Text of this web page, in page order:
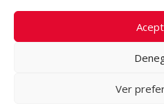
Ver